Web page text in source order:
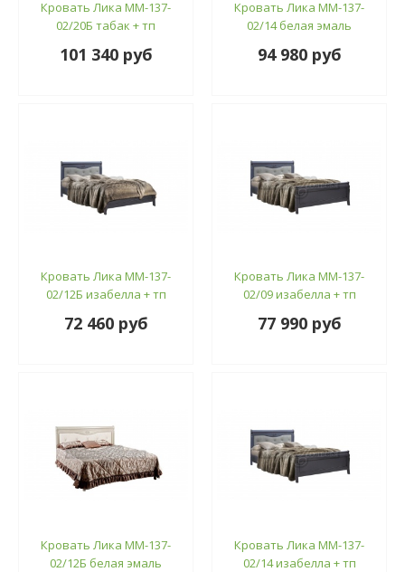
Кровать Лика ММ-137-
02/20Б табак + тп
101 340 руб
Кровать Лика ММ-137-
02/14 белая эмаль
94 980 руб
Кровать Лика ММ-137-
02/12Б изабелла + тп
72 460 руб
Кровать Лика ММ-137-
02/09 изабелла + тп
77 990 руб
Кровать Лика ММ-137-
02/12Б белая эмаль
Кровать Лика ММ-137-
02/14 изабелла + тп